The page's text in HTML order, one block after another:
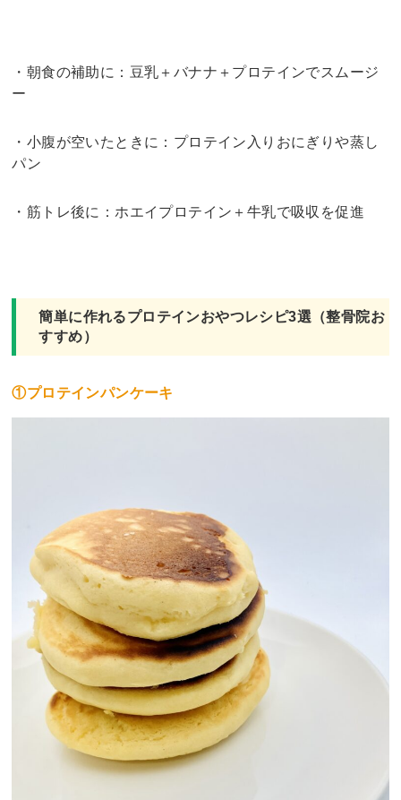
・朝食の補助に：豆乳＋バナナ＋プロテインでスムージ
ー
・小腹が空いたときに：プロテイン入りおにぎりや蒸し
パン
・筋トレ後に：ホエイプロテイン＋牛乳で吸収を促進
簡単に作れるプロテインおやつレシピ3選（整骨院お
すすめ）
①プロテインパンケーキ